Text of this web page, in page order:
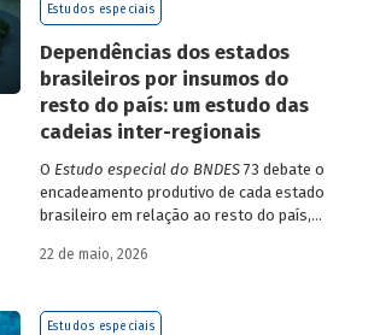
próximos meses no
Estudos especiais
Dependências dos estados
brasileiros por insumos do
resto do país: um estudo das
cadeias inter-regionais
O Estudo especial do BNDES73 debate o
encadeamento produtivo de cada estado
brasileiro em relação ao resto do país,
quanto o estímulo a um estado ou setor
metodologia de construção de matrizes
22 de maio, 2026
Estudos especiais